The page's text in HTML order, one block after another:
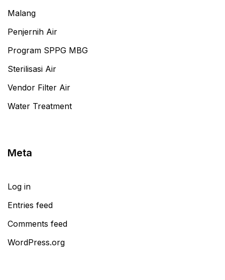
Malang
Penjernih Air
Program SPPG MBG
Sterilisasi Air
Vendor Filter Air
Water Treatment
Meta
Log in
Entries feed
Comments feed
WordPress.org